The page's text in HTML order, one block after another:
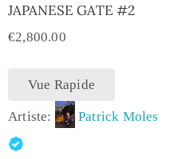
JAPANESE GATE #2
€2,800.00
Vue Rapide
Artiste: Patrick Moles